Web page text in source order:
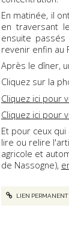
En matinée, il
en traversant
ensuite
revenir enfin au
Après le dîner,
Cliquez sur la
Cliquez ici pour
Cliquez ici pour
Et pour ceux
lire ou relire
agricole et
de Nassogne),
LIEN PERMANENT